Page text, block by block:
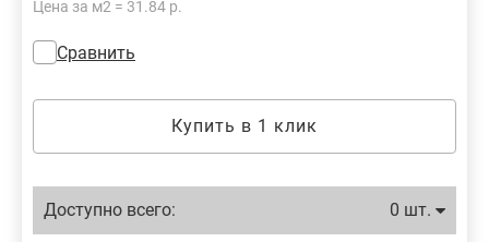
Цена за м2 = 31.84 р.
Сравнить
Купить в 1 клик
Доступно всего: 0 шт.